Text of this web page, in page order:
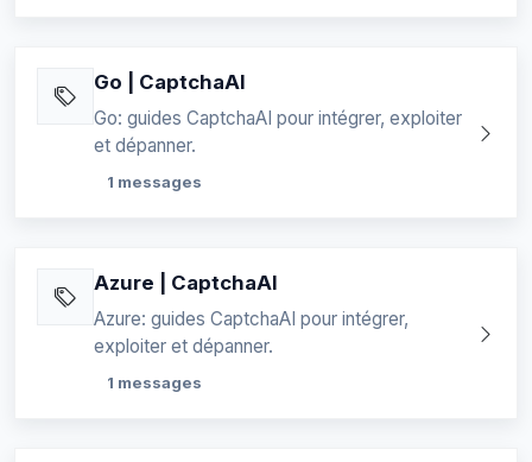
Go | CaptchaAI
Go: guides CaptchaAI pour intégrer, exploiter
et dépanner.
1 messages
Azure | CaptchaAI
Azure: guides CaptchaAI pour intégrer,
exploiter et dépanner.
1 messages